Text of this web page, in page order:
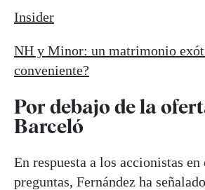
Insider
NH y Minor: un matrimonio
conveniente?
Por debajo de la
Barceló
En respuesta a los accionistas
preguntas, Fernández ha